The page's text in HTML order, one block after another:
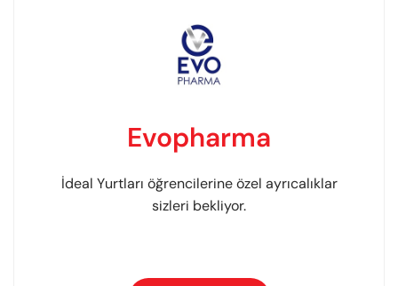
Evopharma
İdeal Yurtları öğrencilerine özel ayrıcalıklar
sizleri bekliyor.